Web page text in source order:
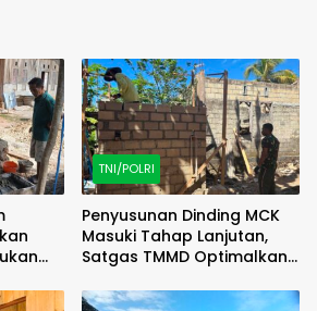
TNI/POLRI
Penyusunan Dinding MCK
Masuki Tahap Lanjutan,
Satgas TMMD Optimalkan